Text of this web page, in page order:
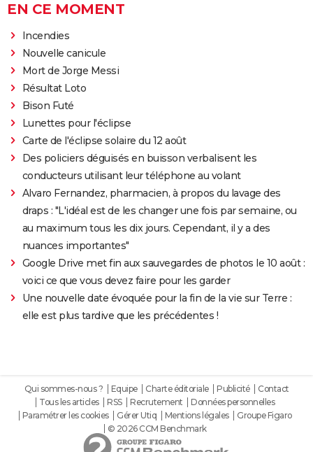
EN CE MOMENT
Incendies
Nouvelle canicule
Mort de Jorge Messi
Résultat Loto
Bison Futé
Lunettes pour l'éclipse
Carte de l'éclipse solaire du 12 août
Des policiers déguisés en buisson verbalisent les
conducteurs utilisant leur téléphone au volant
Alvaro Fernandez, pharmacien, à propos du lavage des
draps : "L'idéal est de les changer une fois par semaine, ou
au maximum tous les dix jours. Cependant, il y a des
nuances importantes"
Google Drive met fin aux sauvegardes de photos le 10 août :
voici ce que vous devez faire pour les garder
Une nouvelle date évoquée pour la fin de la vie sur Terre :
elle est plus tardive que les précédentes !
Qui sommes-nous ? Equipe Charte éditoriale Publicité
Contact
Tous les articles
RSS Recrutement
Données personnelles
Paramétrer les cookies
Gérer Utiq Mentions légales
Groupe Figaro
© 2026 CCM Benchmark